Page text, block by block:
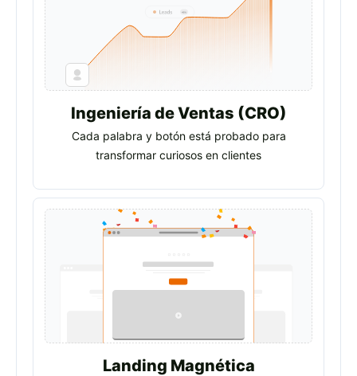
Ingeniería de Ventas (CRO)
Cada palabra y botón está probado para
transformar curiosos en clientes
Landing Magnética